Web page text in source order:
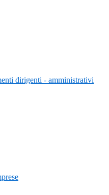
dirigenti - amministrativi